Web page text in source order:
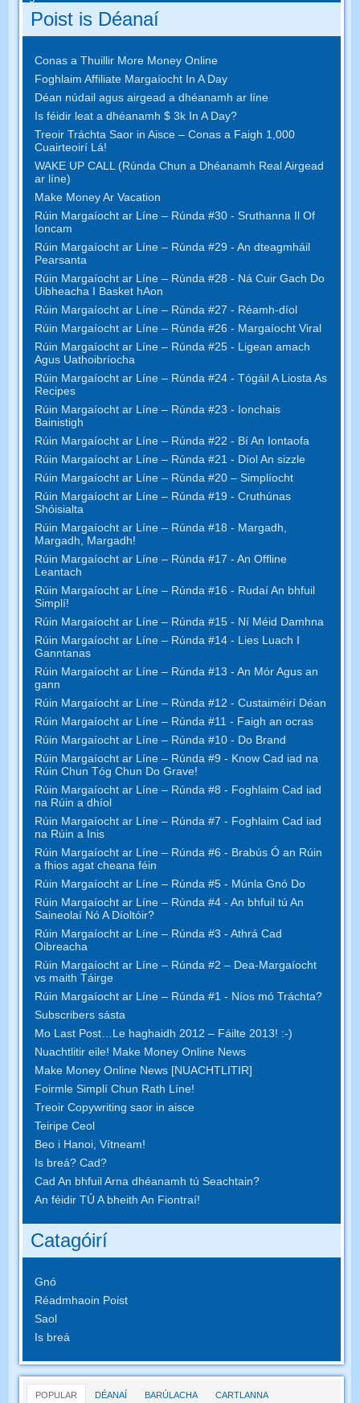
Poist is Déanaí
Conas a Thuillir More Money Online
Foghlaim Affiliate Margaíocht In A Day
Déan núdail agus airgead a dhéanamh ar líne
Is féidir leat a dhéanamh $ 3k In A Day?
Treoir Tráchta Saor in Aisce – Conas a Faigh 1,000
Cuairteoirí Lá!
WAKE UP CALL (Rúnda Chun a Dhéanamh Real Airgead
ar líne)
Make Money Ar Vacation
Rúin Margaíocht ar Líne – Rúnda #30 - Sruthanna Il Of
Ioncam
Rúin Margaíocht ar Líne – Rúnda #29 - An dteagmháil
Pearsanta
Rúin Margaíocht ar Líne – Rúnda #28 - Ná Cuir Gach Do
Uibheacha I Basket hAon
Rúin Margaíocht ar Líne – Rúnda #27 - Réamh-díol
Rúin Margaíocht ar Líne – Rúnda #26 - Margaíocht Viral
Rúin Margaíocht ar Líne – Rúnda #25 - Ligean amach
Agus Uathoibríocha
Rúin Margaíocht ar Líne – Rúnda #24 - Tógáil A Liosta As
Recipes
Rúin Margaíocht ar Líne – Rúnda #23 - Ionchais
Bainistigh
Rúin Margaíocht ar Líne – Rúnda #22 - Bí An Iontaofa
Rúin Margaíocht ar Líne – Rúnda #21 - Díol An sizzle
Rúin Margaíocht ar Líne – Rúnda #20 – Simplíocht
Rúin Margaíocht ar Líne – Rúnda #19 - Cruthúnas
Shóisialta
Rúin Margaíocht ar Líne – Rúnda #18 - Margadh,
Margadh, Margadh!
Rúin Margaíocht ar Líne – Rúnda #17 - An Offline
Leantach
Rúin Margaíocht ar Líne – Rúnda #16 - Rudaí An bhfuil
Simplí!
Rúin Margaíocht ar Líne – Rúnda #15 - Ní Méid Damhna
Rúin Margaíocht ar Líne – Rúnda #14 - Lies Luach I
Ganntanas
Rúin Margaíocht ar Líne – Rúnda #13 - An Mór Agus an
gann
Rúin Margaíocht ar Líne – Rúnda #12 - Custaiméirí Déan
Rúin Margaíocht ar Líne – Rúnda #11 - Faigh an ocras
Rúin Margaíocht ar Líne – Rúnda #10 - Do Brand
Rúin Margaíocht ar Líne – Rúnda #9 - Know Cad iad na
Rúin Chun Tóg Chun Do Grave!
Rúin Margaíocht ar Líne – Rúnda #8 - Foghlaim Cad iad
na Rúin a dhíol
Rúin Margaíocht ar Líne – Rúnda #7 - Foghlaim Cad iad
na Rúin a Inis
Rúin Margaíocht ar Líne – Rúnda #6 - Brabús Ó an Rúin
a fhios agat cheana féin
Rúin Margaíocht ar Líne – Rúnda #5 - Múnla Gnó Do
Rúin Margaíocht ar Líne – Rúnda #4 - An bhfuil tú An
Saineolaí Nó A Díoltóir?
Rúin Margaíocht ar Líne – Rúnda #3 - Athrá Cad
Oibreacha
Rúin Margaíocht ar Líne – Rúnda #2 – Dea-Margaíocht
vs maith Táirge
Rúin Margaíocht ar Líne – Rúnda #1 - Níos mó Tráchta?
Subscribers sásta
Mo Last Post…Le haghaidh 2012 – Fáilte 2013! :-)
Nuachtlitir eile! Make Money Online News
Make Money Online News [NUACHTLITIR]
Foirmle Simplí Chun Rath Líne!
Treoir Copywriting saor in aisce
Teiripe Ceol
Beo i Hanoi, Vítneam!
Is breá? Cad?
Cad An bhfuil Arna dhéanamh tú Seachtain?
An féidir TÚ A bheith An Fiontraí!
Catagóirí
Gnó
Réadmhaoin Poist
Saol
Is breá
POPULAR DÉANAÍ BARÚLACHA CARTLANNA